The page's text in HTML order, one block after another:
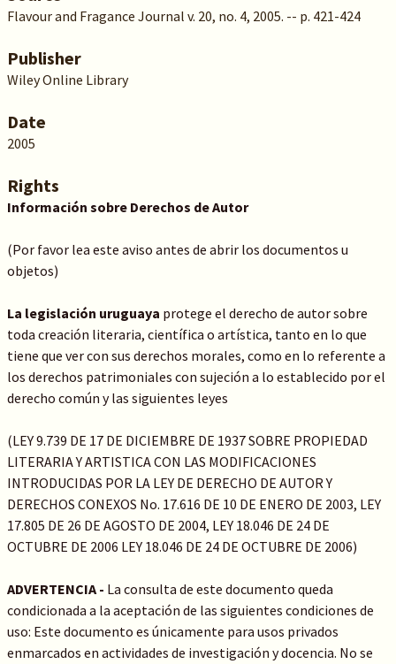
Flavour and Fragance Journal v. 20, no. 4, 2005. -- p. 421-424
Publisher
Wiley Online Library
Date
2005
Rights
Información sobre Derechos de Autor
(Por favor lea este aviso antes de abrir los documentos u
objetos)
La legislación uruguaya protege el derecho de autor sobre
toda creación literaria, científica o artística, tanto en lo que
tiene que ver con sus derechos morales, como en lo referente a
los derechos patrimoniales con sujeción a lo establecido por el
derecho común y las siguientes leyes
(LEY 9.739 DE 17 DE DICIEMBRE DE 1937 SOBRE PROPIEDAD
LITERARIA Y ARTISTICA CON LAS MODIFICACIONES
INTRODUCIDAS POR LA LEY DE DERECHO DE AUTOR Y
DERECHOS CONEXOS No. 17.616 DE 10 DE ENERO DE 2003, LEY
17.805 DE 26 DE AGOSTO DE 2004, LEY 18.046 DE 24 DE
OCTUBRE DE 2006 LEY 18.046 DE 24 DE OCTUBRE DE 2006)
ADVERTENCIA - La consulta de este documento queda
condicionada a la aceptación de las siguientes condiciones de
uso: Este documento es únicamente para usos privados
enmarcados en actividades de investigación y docencia. No se